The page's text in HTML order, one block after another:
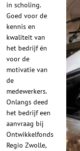
in scholing.
Goed voor de
kennis en
kwaliteit van
het bedrijf én
voor de
motivatie van
de
medewerkers.
Onlangs deed
het bedrijf een
aanvraag bij
Ontwikkelfonds
Regio Zwolle,